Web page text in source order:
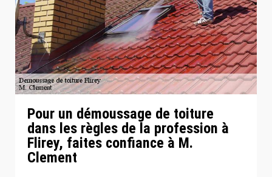
Pour un démoussage de toiture
dans les règles de la profession à
Flirey, faites confiance à M.
Clement